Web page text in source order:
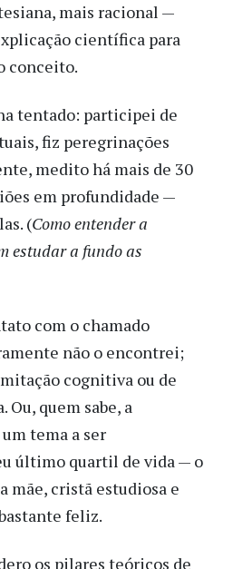
mais racional —
científica para
conceito.
tentado: participei de
fiz peregrinações
medito há mais de 30
em profundidade —
(Como entender a
estudar a fundo as
com o chamado
não o encontrei;
cognitiva ou de
quem sabe, a
tema a ser
último quartil de vida — o
mãe, cristã estudiosa e
feliz.
os pilares teóricos de